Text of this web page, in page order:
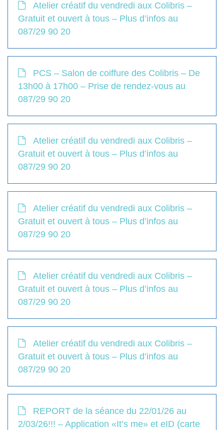
Atelier créatif du vendredi aux Colibris –
Gratuit et ouvert à tous – Plus d’infos au
087/29 90 20
PCS – Salon de coiffure des Colibris – De
13h00 à 17h00 – Prise de rendez-vous au
087/29 90 20
Atelier créatif du vendredi aux Colibris –
Gratuit et ouvert à tous – Plus d’infos au
087/29 90 20
Atelier créatif du vendredi aux Colibris –
Gratuit et ouvert à tous – Plus d’infos au
087/29 90 20
Atelier créatif du vendredi aux Colibris –
Gratuit et ouvert à tous – Plus d’infos au
087/29 90 20
Atelier créatif du vendredi aux Colibris –
Gratuit et ouvert à tous – Plus d’infos au
087/29 90 20
REPORT de la séance du 22/01/26 au
2/03/26!!! – Application «It’s me» et eID (carte